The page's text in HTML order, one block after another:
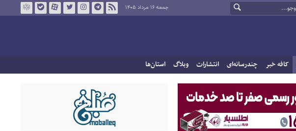
جمعه ۱۶ مرداد ۱۴۰۵
کافه خبر چندرسانه‌ای انتشارات وبلاگ استان‌ها